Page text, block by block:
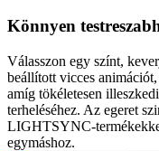
Könnyen
Válasszon egy színt,
beállított vicces
amíg tökéletesen
terheléséhez. Az egeret
LIGHTSYNC-
egymáshoz.